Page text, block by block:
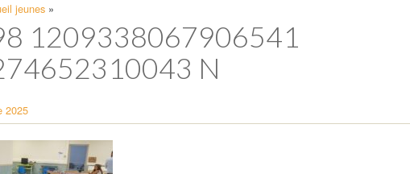
garde
Violences intrafamiliales
Centre de documentation
Archives municipales
jeunes »
1209338067906541
N
2025